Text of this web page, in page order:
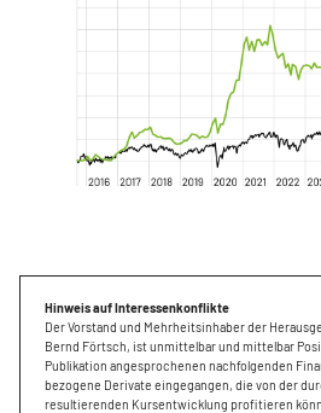
Hinweis auf Interessenkonflikte
Der Vorstand und Mehrheitsinhaber der
Bernd Förtsch, ist unmittelbar und mittelbar
Publikation angesprochenen nachfolgenden
bezogene Derivate eingegangen, die von der
resultierenden Kursentwicklung profitieren